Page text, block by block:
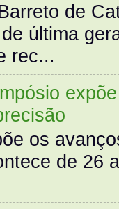
de
última
rec...
os
de 26